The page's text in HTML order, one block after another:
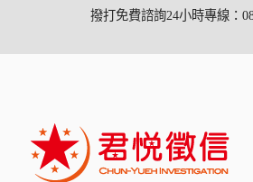
撥打免費諮詢24小時專線：